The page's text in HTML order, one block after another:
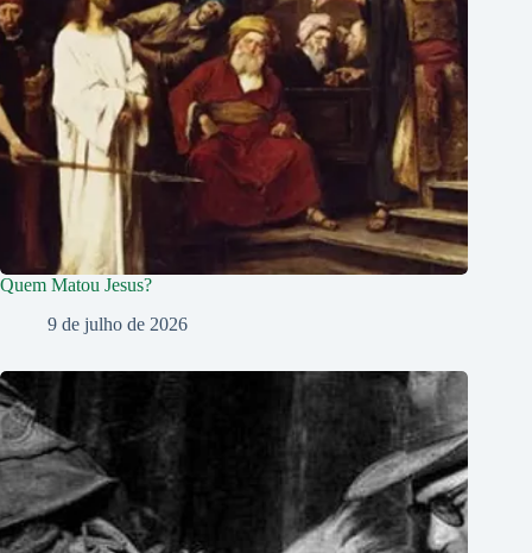
Quem Matou Jesus?
9 de julho de 2026